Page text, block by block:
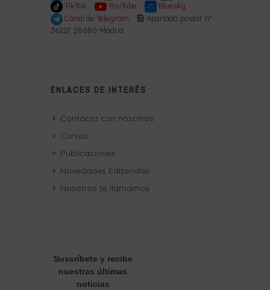
TikTok
YouTube
Bluesky
Canal de Telegram
Apartado postal: nº
36221. 28080-Madrid
ENLACES DE INTERÉS
Contacta con nosotros
Cursos
Publicaciones
Novedades Editoriales
Nosotros te llamamos
Suscríbete y recibe
nuestras últimas
noticias